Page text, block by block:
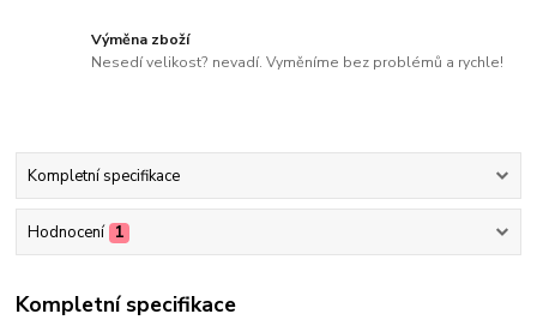
Výměna zboží
Nesedí velikost? nevadí. Vyměníme bez problémů a rychle!
Kompletní specifikace
Hodnocení 1
Kompletní specifikace